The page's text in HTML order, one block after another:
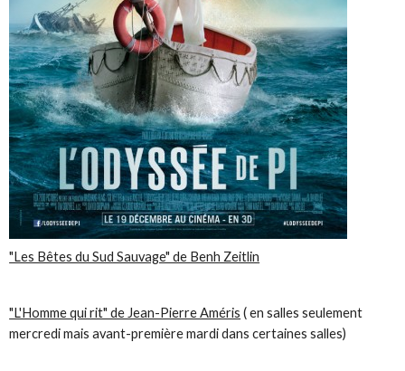
"Les Bêtes du Sud Sauvage" de Benh Zeitlin
"L'Homme qui rit" de Jean-Pierre Améris ( en salles seulement
mercredi mais avant-première mardi dans certaines salles)